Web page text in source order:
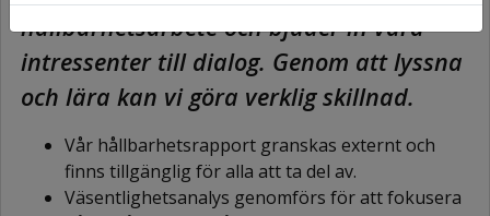
hållbarhetsarbete och bjuder in våra
intressenter till dialog. Genom att lyssna
och lära kan vi göra verklig skillnad.
Vår hållbarhetsrapport granskas externt och
finns tillgänglig för alla att ta del av.
Väsentlighetsanalys genomförs för att fokusera